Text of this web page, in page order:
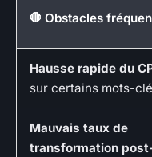
🛑 Obstacles
Hausse rapide du
sur certains mots-
Mauvais taux de
transformation